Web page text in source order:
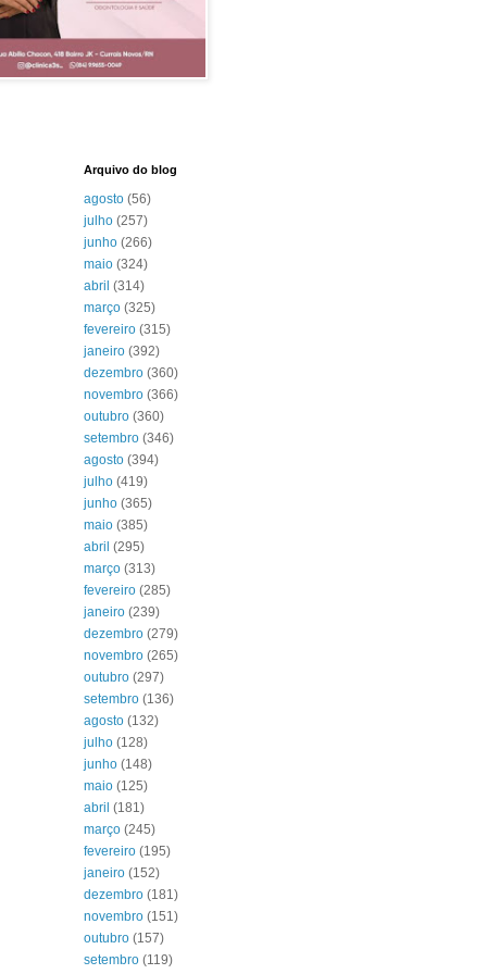
Arquivo do blog
agosto (56)
julho (257)
junho (266)
maio (324)
abril (314)
março (325)
fevereiro (315)
janeiro (392)
dezembro (360)
novembro (366)
outubro (360)
setembro (346)
agosto (394)
julho (419)
junho (365)
maio (385)
abril (295)
março (313)
fevereiro (285)
janeiro (239)
dezembro (279)
novembro (265)
outubro (297)
setembro (136)
agosto (132)
julho (128)
junho (148)
maio (125)
abril (181)
março (245)
fevereiro (195)
janeiro (152)
dezembro (181)
novembro (151)
outubro (157)
setembro (119)